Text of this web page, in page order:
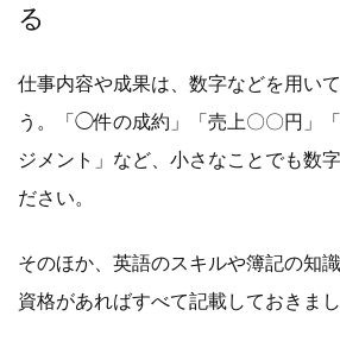
る
仕事内容や成果は、数字などを用い
う。「◯件の成約」「売上〇〇円」
ジメント」など、小さなことでも数
ださい。
そのほか、英語のスキルや簿記の知
資格があればすべて記載しておきまし